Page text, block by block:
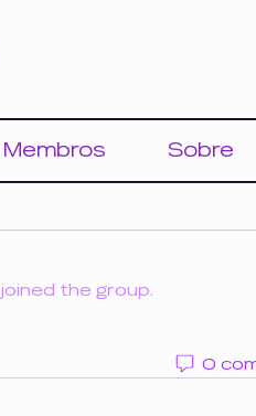
Membros Sobre
joined the group.
0